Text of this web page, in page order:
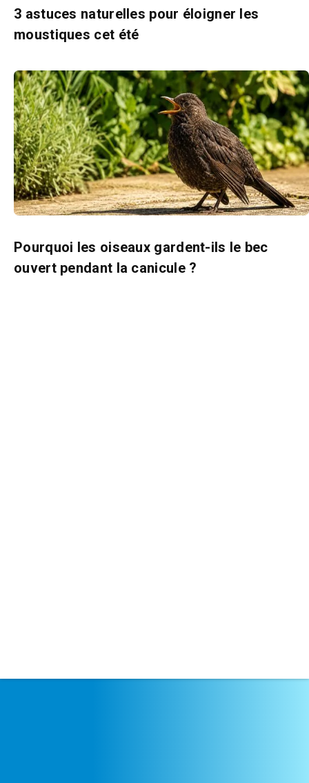
3 astuces naturelles pour éloigner les
moustiques cet été
Pourquoi les oiseaux gardent-ils le bec
ouvert pendant la canicule ?